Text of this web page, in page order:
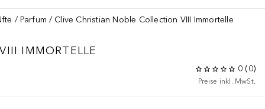
Parfum Clive Christian Noble Collection VIII Immortelle
VIII IMMORTELLE
0 (0)
Preise inkl. MwSt.